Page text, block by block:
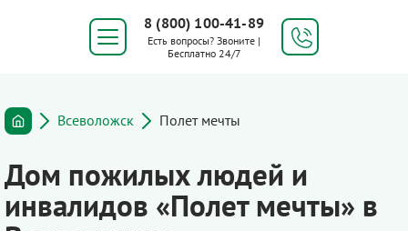
8 (800) 100-41-89
Есть вопросы? Звоните |
Бесплатно 24/7
Всеволожск Полет мечты
Дом пожилых людей и
инвалидов «Полет мечты» в